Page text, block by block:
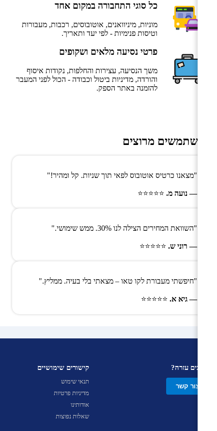
כל סוגי התחבורה במקום אחד
מוניות, מיניוואנים, אוטובוסים, רכבות, מעבורות
וטיסות פנימיות - לפי יעד ותאריך.
פרטי נסיעה מלאים ושקופים
משך הנסיעה, עצירות והחלפות, נקודות איסוף
והורדה, מדיניות ביטול וכבודה - הכול לפני המעבר
להזמנה באתר הספק.
משתמשים מרוצים
"מצאנו כרטיס אוטובוס לפאי תוך שניות. קל ומהיר!"
— נועה מ. ⭐⭐⭐⭐⭐
"השוואת המחירים הצילה לנו 30%. ממש שימושי."
— רוני ש. ⭐⭐⭐⭐⭐
"חיפשתי מעבורת לקו טאו – מצאתי בלי בעיה. ממליץ."
— גיא א. ⭐⭐⭐⭐⭐
צריכים עזרה?
צור קשר
קישורים שימושיים
תנאי שימוש
מדיניות פרטיות
אודותינו
שאלות נפוצות